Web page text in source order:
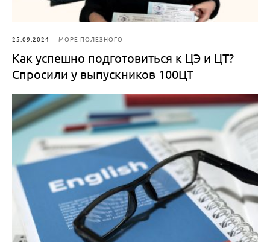
25.09.2024 МОРЕ ПОЛЕЗНОГО
Как успешно подготовиться к ЦЭ и ЦТ?
Спросили у выпускников 100ЦТ